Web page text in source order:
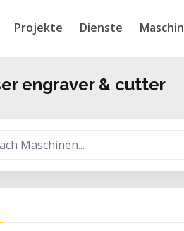
Projekte Dienste
engraver & cutter